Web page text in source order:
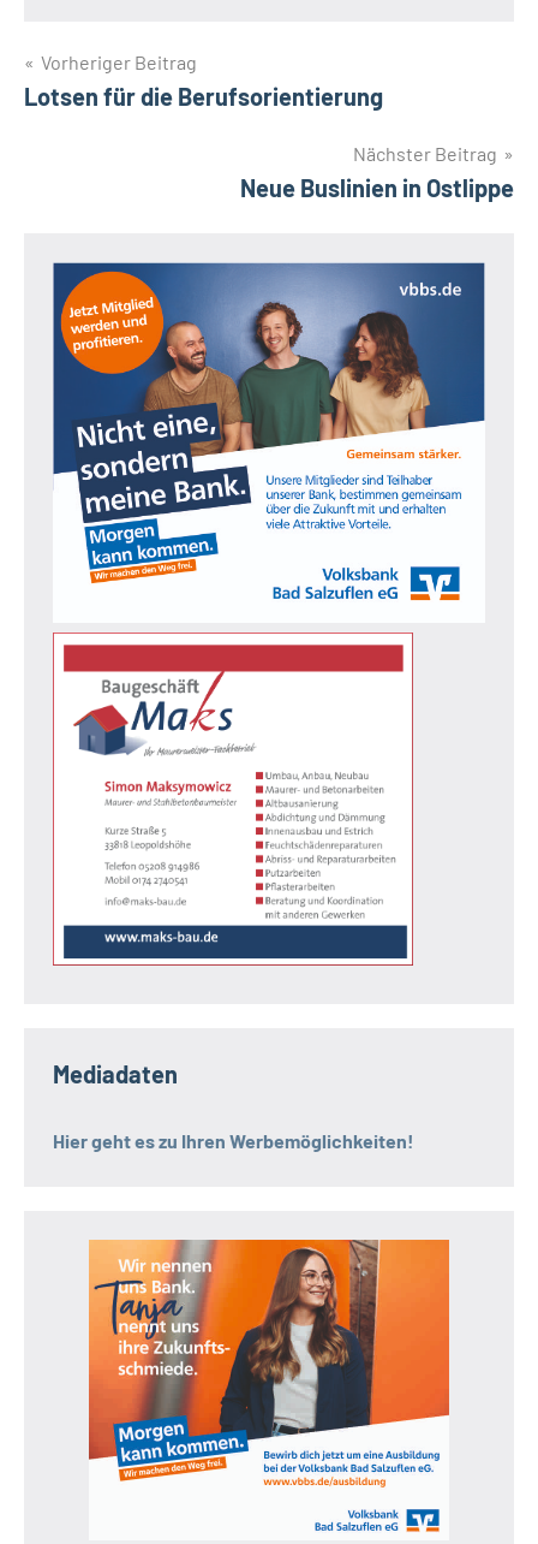
Beitragsnavigation
Vorheriger Beitrag
Lotsen für die Berufsorientierung
Nächster Beitrag
Neue Buslinien in Ostlippe
Mediadaten
Hier geht es zu Ihren Werbemöglichkeiten!